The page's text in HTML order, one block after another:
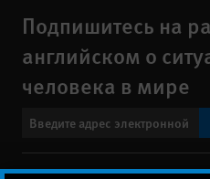
Подпишитесь на
английском о
человека в мире